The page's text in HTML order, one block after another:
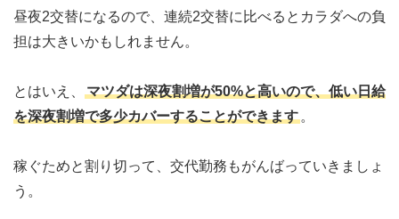
昼夜2交替になるので、連続2交替に比べるとカラダへの負
担は大きいかもしれません。
とはいえ、
マツダは深夜割増が50%と高いので、低い日給
を深夜割増で多少カバーすることができます 。
稼ぐためと割り切って、交代勤務もがんばっていきましょ
う。